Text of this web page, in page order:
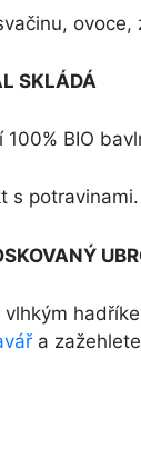
SKLÁDÁ
BIO
s potravinami.
a